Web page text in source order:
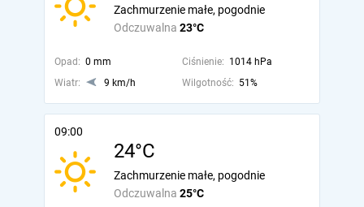
Odczuwalna 23°C
Zachmurzenie małe, pogodnie
Opad: 0 mm Ciśnienie: 1014 hPa
Wiatr:
9 km/h Wilgotność: 51%
09:00
24°C
Odczuwalna 25°C
Zachmurzenie małe, pogodnie